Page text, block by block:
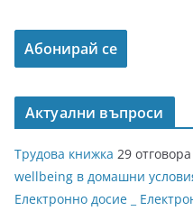
Актуални въпроси
Трудова книжка 29 отговора
wellbeing в домашни
Електронно досие _